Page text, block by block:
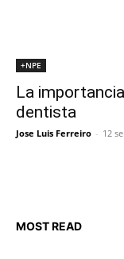
+NPE
La
dentista
Jose Luis Ferreiro - 12
MOST READ